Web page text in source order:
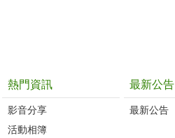
熱門資訊
影音分享
活動相簿
最新公告
最新公告